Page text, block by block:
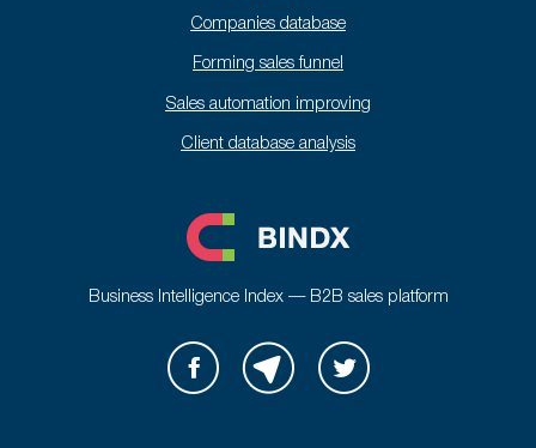
Companies database
Forming sales funnel
Sales automation improving
Client database analysis
Business Intelligence Index — B2B sales platform